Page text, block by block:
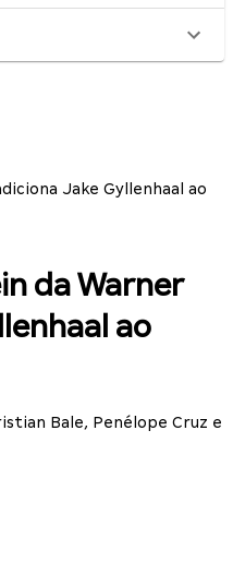
Jake Gyllenhaal ao
da Warner
ao
Bale, Penélope Cruz e